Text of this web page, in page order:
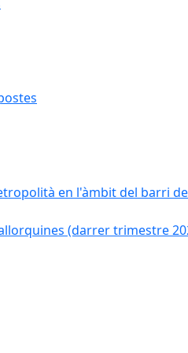
en l'àmbit del barri
(darrer trimestre